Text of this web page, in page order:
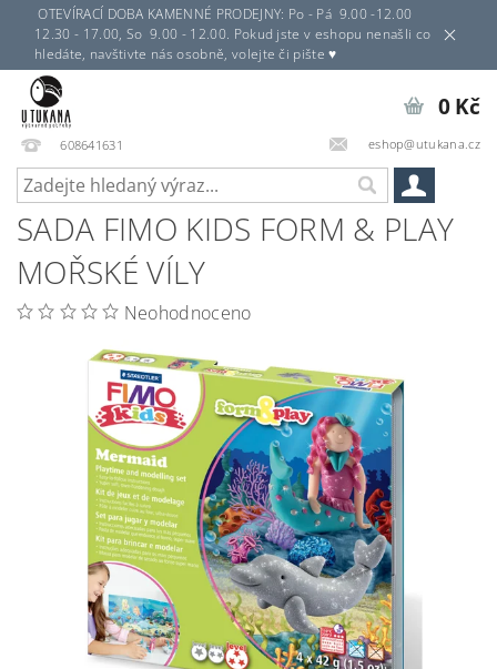
OTEVÍRACÍ DOBA KAMENNÉ PRODEJNY: Po - Pá 9.00 -12.00
12.30 - 17.00, So 9.00 - 12.00. Pokud jste v eshopu nenašli co
hledáte, navštivte nás osobně, volejte či pište ♥
608641631 eshop@utukana.cz
0 Kč
SADA FIMO KIDS FORM & PLAY
MOŘSKÉ VÍLY
Neohodnoceno